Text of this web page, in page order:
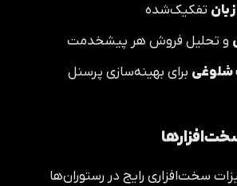
تفکیک‌شده
و تحلیل فروش هر پیشخدمت
شلوغی برای بهینه‌سازی پرسنل
سخت‌افزاری رایج در رستوران‌ها